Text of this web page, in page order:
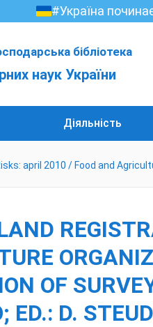
#Україна
бібліотека
наук України
Діяльність
april 2010 / Food and
OF
ED.: D.